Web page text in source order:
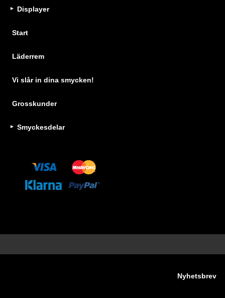
Displayer
Start
Läderrem
Vi slår in dina smycken!
Grosskunder
Smyckesdelar
Nyhetsbrev